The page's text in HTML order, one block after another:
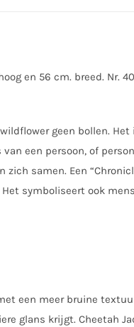
en 56 cm. breed. Nr.
geen bollen.
een persoon, of
samen. Een
symboliseert ook
een meer bruine
glans krijgt. Cheetah